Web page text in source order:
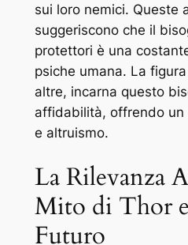
sui loro nemici. Queste
suggeriscono che il
protettori è una
psiche umana. La
altre, incarna questo
affidabilità, offrendo un
e altruismo.
La Rilevanza
Mito di Thor
Futuro